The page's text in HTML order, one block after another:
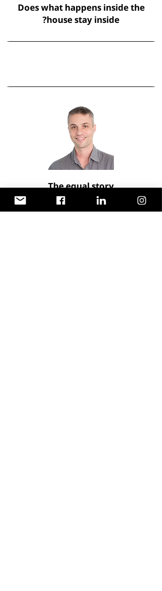
Does what happens inside the
house stay inside?
The equal story